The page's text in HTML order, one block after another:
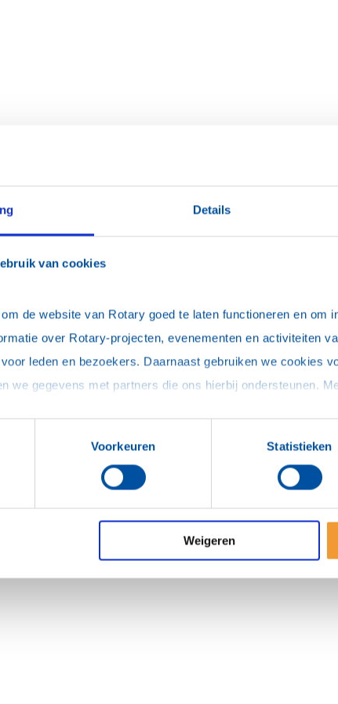
Details
van cookies
de website van Rotary goed te laten functioneren en om
over Rotary-projecten, evenementen en activiteiten
leden en bezoekers. Daarnaast gebruiken we cookies
Voorkeuren Statistieken
Weigeren